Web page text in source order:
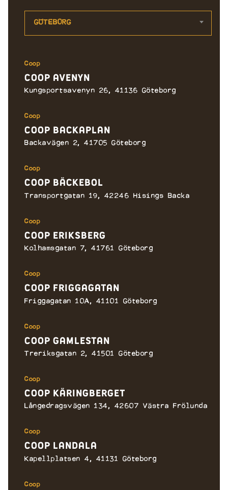
GÖTEBORG
Coop
Coop Avenyn
Kungsportsavenyn 26, 41136 Göteborg
Coop
Coop Backaplan
Backavägen 2, 41705 Göteborg
Coop
Coop Bäckebol
Transportgatan 19, 42246 Hisings Backa
Coop
Coop Eriksberg
Kolhamsgatan 7, 41761 Göteborg
Coop
Coop Friggagatan
Friggagatan 10A, 41101 Göteborg
Coop
Coop Gamlestan
Treriksgatan 2, 41501 Göteborg
Coop
Coop Käringberget
Långedragsvägen 134, 42607 Västra Frölunda
Coop
Coop Landala
Kapellplatsen 4, 41131 Göteborg
Coop
Sverige
LINNÉGATAN 36A
GÖTEBORG
Sverige
GÖTEBORG
Sverige
Hemköp Masthugget
MASTHUGGSTORGET 3A
GÖTEBORG
Hemköp Nordenskiöldsgatan
GÖTEBORG
Hemköp Nordstan
Sverige
Hemköp Opaltorget
VÄSTRA FRÖLUNDA
Hemköp Selma Lagerlöfs torg
SELMA LAGERLÖFS TORG 3
HISINGS BACKA
Sverige
Hemköp Stigbergstorget
STIGBERGSTORGET 6